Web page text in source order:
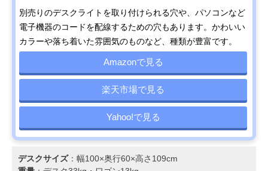
別売りのデスクライトを取り付けられる穴や、パソコンなど
電子機器のコードを配線するための穴もあります。かわいい
カラーや落ち着いた雰囲気のものなど、種類が豊富です。
Amazonで見る
楽天市場で見る
Yahoo!で見る
デスクサイズ：幅100×奥行60×高さ109cm